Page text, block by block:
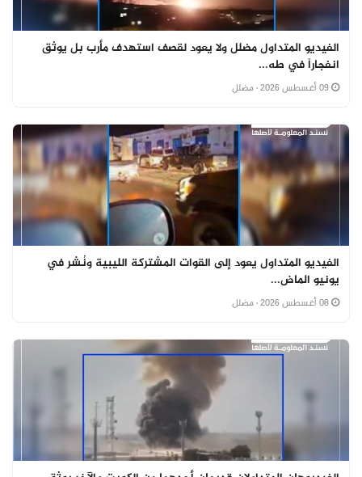
الفيديو المتداول مضلل ولا يعود لقصف استهدف مأرب بل يوثق
انفجاراً في طه...
· مضلل
الفيديو المتداول يعود إلى القوات المشتركة الليبية ونُشر في
يونيو الماض...
· مضلل